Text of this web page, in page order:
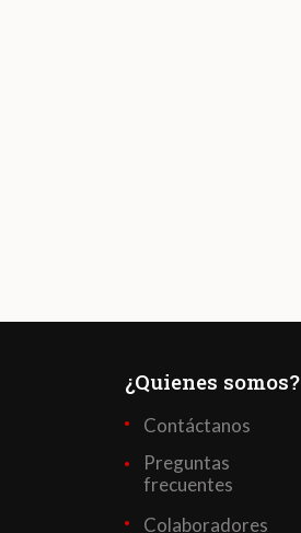
¿Quienes somos?
Contáctanos
Preguntas
frecuentes
Colaboradores